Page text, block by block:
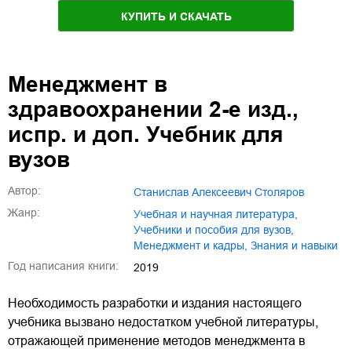
КУПИТЬ И СКАЧАТЬ
Менеджмент в
здравоохранении 2-е изд.,
испр. и доп. Учебник для
вузов
Автор:
Станислав Алексеевич Столяров
Жанр:
учебная и научная литература,
учебники и пособия для вузов,
менеджмент и кадры,
знания и навыки
Год написания книги:
2019
Необходимость разработки и издания настоящего
учебника вызвано недостатком учебной литературы,
отражающей применение методов менеджмента в